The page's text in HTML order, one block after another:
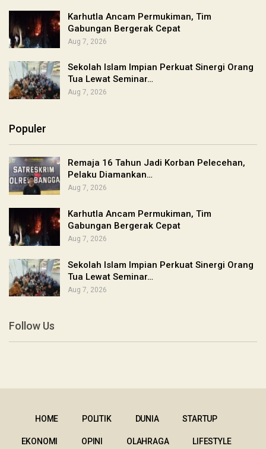
Karhutla Ancam Permukiman, Tim
Gabungan Bergerak Cepat
Aug 7, 2026
Sekolah Islam Impian Perkuat Sinergi Orang
Tua Lewat Seminar…
Aug 7, 2026
Populer
Remaja 16 Tahun Jadi Korban Pelecehan,
Pelaku Diamankan…
Aug 7, 2026
Karhutla Ancam Permukiman, Tim
Gabungan Bergerak Cepat
Aug 7, 2026
Sekolah Islam Impian Perkuat Sinergi Orang
Tua Lewat Seminar…
Aug 7, 2026
Follow Us
HOME POLITIK DUNIA STARTUP
EKONOMI OPINI OLAHRAGA LIFESTYLE